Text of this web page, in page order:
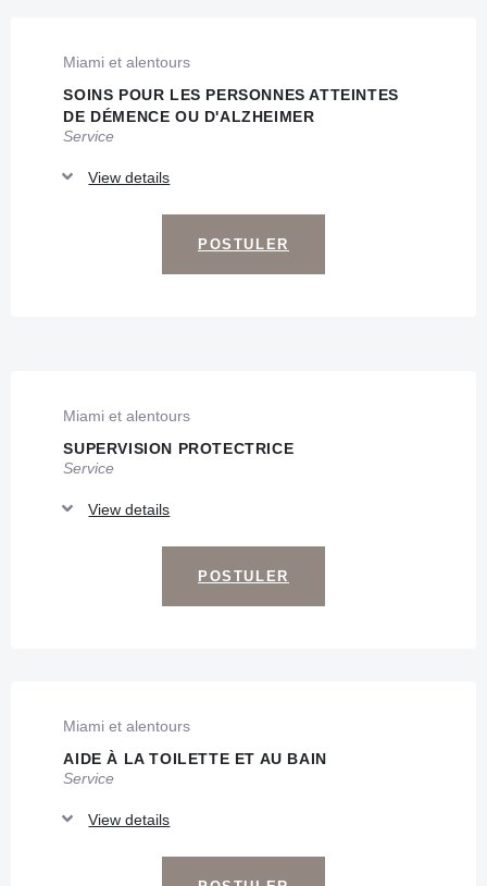
Miami et alentours
SOINS POUR LES PERSONNES ATTEINTES
DE DÉMENCE OU D'ALZHEIMER
Service
View details
POSTULER
Miami et alentours
SUPERVISION PROTECTRICE
Service
View details
POSTULER
Miami et alentours
AIDE À LA TOILETTE ET AU BAIN
Service
View details